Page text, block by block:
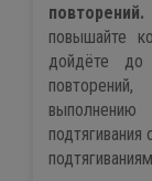
повторений.
повышайте
дойдёте
подтягиваниям